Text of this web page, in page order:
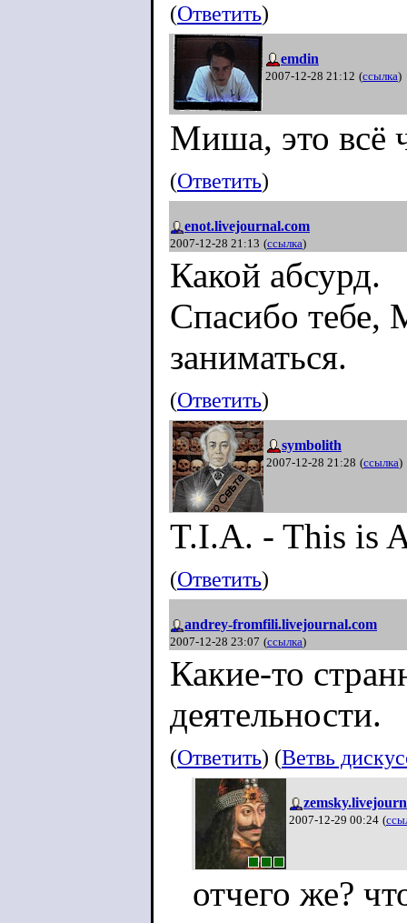
(Ответить)
emdin
2007-12-28 21:12 (ссылка)
Миша, это всё
(Ответить)
enot.livejournal.com
2007-12-28 21:13 (ссылка)
Какой абсурд.
Спасибо тебе,
заниматься.
(Ответить)
symbolith
2007-12-28 21:28 (ссылка)
T.I.A. - This is
(Ответить)
andrey-fromfili.livejournal.com
2007-12-28 23:07 (ссылка)
Какие-то
деятельности.
(Ответить) (Ветвь
2007-12-29 00:24 (
отчего же?